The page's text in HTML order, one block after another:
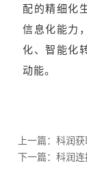
配的精细化
信息化能力
化、智能化
动能。
上一篇：科润
下一篇：